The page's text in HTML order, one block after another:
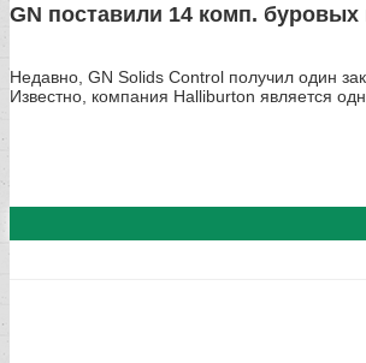
GN поставили 14 комп.
Недавно, GN Solids Control получил один
Известно, компания Halliburton является